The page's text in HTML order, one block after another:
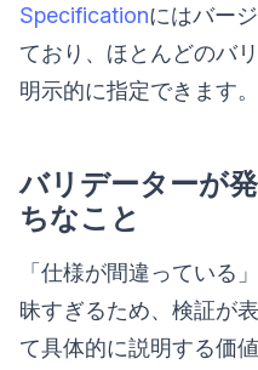
Specificationにはバー
ており、ほとんどのバ
明示的に指定できます。
バリデーターが
ちなこと
「仕様が間違っている
昧すぎるため、検証が
て具体的に説明する価